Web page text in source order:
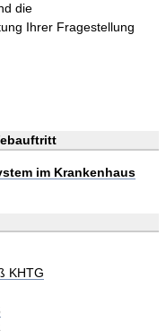
die
Ihrer Fragestellung
im Krankenhaus
KHTG